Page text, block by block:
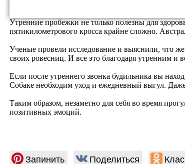
Утренние пробежки не только полезны для
пятикилометрового кросса крайне сложно.
Ученые провели исследование и выяснили, что
своих ровесниц. И все это благодаря утренним и
Если после утреннего звонка будильника вы
Собаке необходим уход и ежедневный выгул.
Таким образом, незаметно для себя во время
позитивных эмоций.
Запинить Поделиться